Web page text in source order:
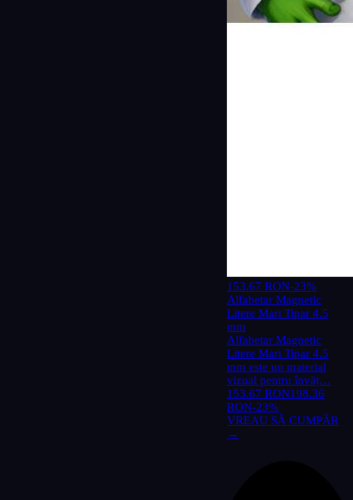
153.67 RON-23%
Alfabetar Magnetic
Litere Mari Tipar 4.5
mm
Alfabetar Magnetic
Litere Mari Tipar 4.5
mm este un material
vizual pentru învăț…
153.67 RON198.36
RON-23%
VREAU SĂ CUMPĂR
→